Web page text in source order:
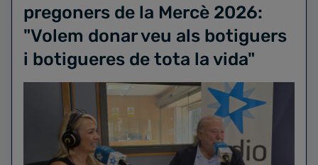
pregoners de la Mercè 2026:
"Volem donar veu als botiguers
i botigueres de tota la vida"